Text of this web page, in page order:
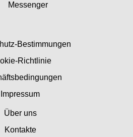
Messenger
Bestimmungen
Richtlinie
Impressum
Über uns
Kontakte